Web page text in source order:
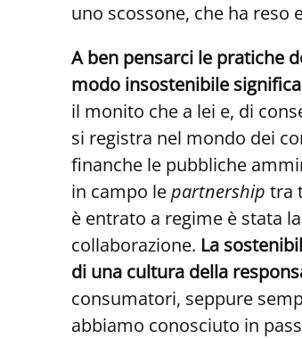
uno scossone, che ha
A ben pensarci le pratiche
modo insostenibile
il monito che a lei e, di
si registra nel mondo dei
finanche le pubbliche
in campo lepartnership tra
è entrato a regime è stata
collaborazione. La
di una cultura della
consumatori, seppure
abbiamo conosciuto in